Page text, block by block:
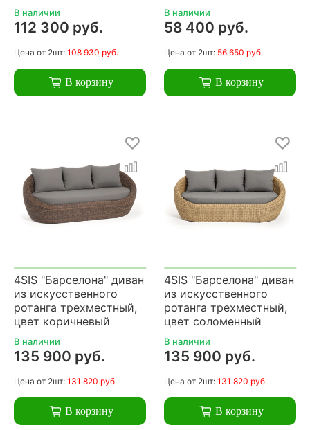
В наличии
112 300 руб.
Цена от 2шт: 108 930 руб.
В корзину
В наличии
58 400 руб.
Цена от 2шт: 56 650 руб.
В корзину
4SIS "Барселона" диван
из искусственного
ротанга трехместный,
цвет коричневый
В наличии
135 900 руб.
Цена от 2шт: 131 820 руб.
В корзину
4SIS "Барселона" диван
из искусственного
ротанга трехместный,
цвет соломенный
В наличии
135 900 руб.
Цена от 2шт: 131 820 руб.
В корзину